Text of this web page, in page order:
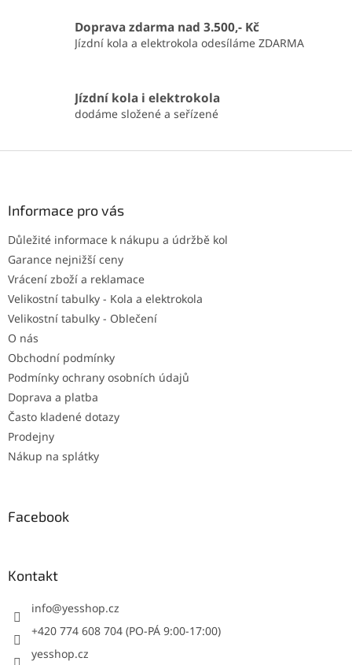
Doprava zdarma nad 3.500,- Kč
Jízdní kola a elektrokola odesíláme ZDARMA
Jízdní kola i elektrokola
dodáme složené a seřízené
Informace pro vás
Důležité informace k nákupu a údržbě kol
Garance nejnižší ceny
Vrácení zboží a reklamace
Velikostní tabulky - Kola a elektrokola
Velikostní tabulky - Oblečení
O nás
Obchodní podmínky
Podmínky ochrany osobních údajů
Doprava a platba
Často kladené dotazy
Prodejny
Nákup na splátky
Facebook
Kontakt
info@yesshop.cz
+420 774 608 704 (PO-PÁ 9:00-17:00)
yesshop.cz